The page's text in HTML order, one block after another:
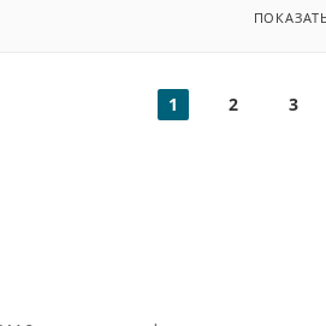
1 2 3